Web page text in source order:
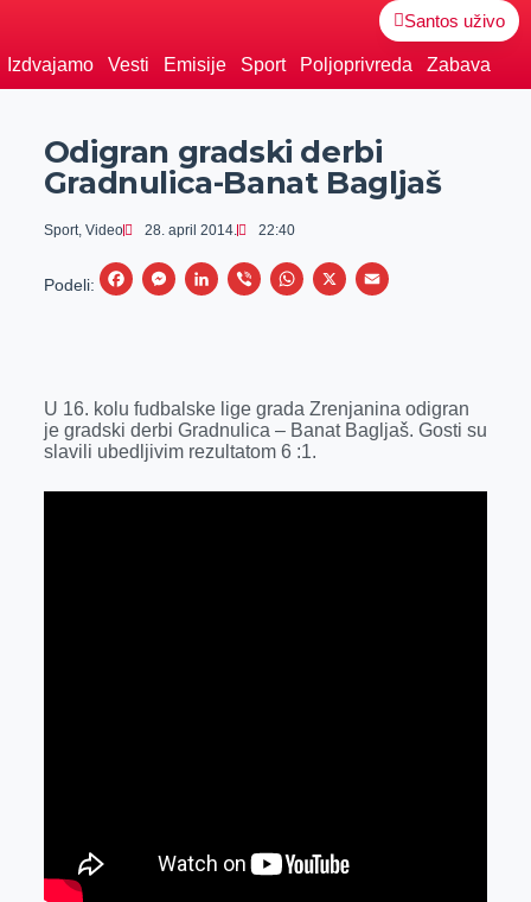
Santos uživo
Izdvajamo Vesti Emisije Sport Poljoprivreda Zabava
Odigran gradski derbi
Gradnulica-Banat Bagljaš
Sport, Video 28. april 2014. 22:40
Podeli:
F
b
o
M
e
n
L
e
d
V
r
W
s
A
X
E
l
U 16. kolu fudbalske lige grada Zrenjanina odigran
je gradski derbi Gradnulica – Banat Bagljaš. Gosti su
slavili ubedljivim rezultatom 6 :1.